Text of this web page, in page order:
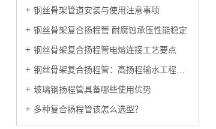
钢丝骨架管道安装与使用注意事项
钢丝骨架复合扬程管 耐腐蚀承压性能稳定
钢丝骨架复合扬程管电熔连接工艺要点
钢丝骨架复合扬程管：高扬程输水工程的优选管材
玻璃钢扬程管具备哪些使用优势
多种复合扬程管该怎么选型？